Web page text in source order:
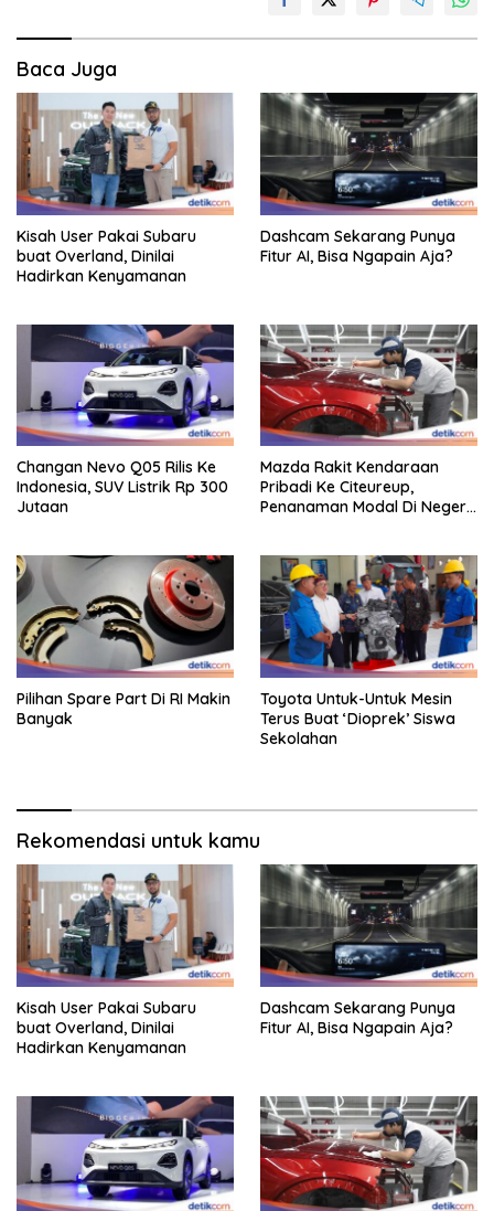
Baca Juga
Kisah User Pakai Subaru
buat Overland, Dinilai
Hadirkan Kenyamanan
Dashcam Sekarang Punya
Fitur AI, Bisa Ngapain Aja?
Changan Nevo Q05 Rilis Ke
Indonesia, SUV Listrik Rp 300
Jutaan
Mazda Rakit Kendaraan
Pribadi Ke Citeureup,
Penanaman Modal Di Negeri
Pilihan Spare Part Di RI Makin
Banyak
Toyota Untuk-Untuk Mesin
Terus Buat ‘Dioprek’ Siswa
Sekolahan
Rekomendasi untuk kamu
Kisah User Pakai Subaru
buat Overland, Dinilai
Hadirkan Kenyamanan
Dashcam Sekarang Punya
Fitur AI, Bisa Ngapain Aja?